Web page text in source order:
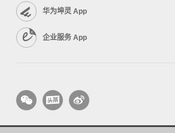
华为坤灵 App
企业服务 App